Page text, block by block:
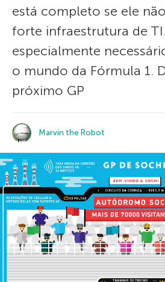
está completo se ele
forte infraestrutura de
especialmente
o mundo da Fórmula 1.
próximo GP
Marvin the Robot